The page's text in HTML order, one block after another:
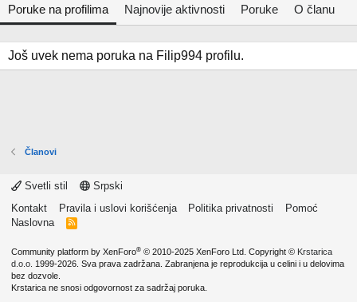
Poruke na profilima Najnovije aktivnosti Poruke O članu
Još uvek nema poruka na Filip994 profilu.
Članovi
Svetli stil
Srpski
Kontakt
Pravila i uslovi korišćenja Politika privatnosti
Pomoć
Naslovna
R
Community platform by XenForo® © 2010-2025 XenForo Ltd. Copyright © Krstarica
d.o.o. 1999-2026. Sva prava zadržana. Zabranjena je reprodukcija u celini i u delovima
bez dozvole.
Krstarica ne snosi odgovornost za sadržaj poruka.